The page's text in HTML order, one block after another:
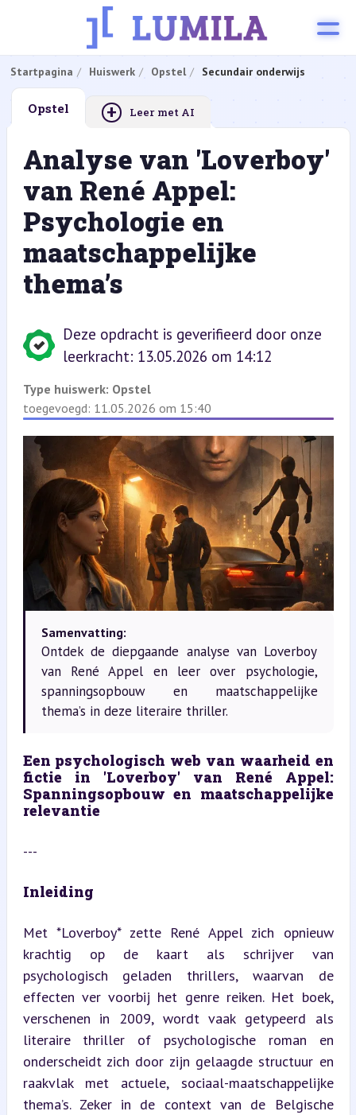
Startpagina Huiswerk Opstel Secundair onderwijs
Opstel + Leer met AI
Analyse van 'Loverboy'
van René Appel:
Psychologie en
maatschappelijke
thema’s
Deze opdracht is geverifieerd door onze
leerkracht: 13.05.2026 om 14:12
Type huiswerk: Opstel
toegevoegd: 11.05.2026 om 15:40
Samenvatting:
Ontdek de diepgaande analyse van Loverboy
van René Appel en leer over psychologie,
spanningsopbouw en maatschappelijke
thema’s in deze literaire thriller.
Een psychologisch web van waarheid en
fictie in 'Loverboy' van René Appel:
Spanningsopbouw en maatschappelijke
relevantie
---
Inleiding
Met *Loverboy* zette René Appel zich opnieuw
krachtig op de kaart als schrijver van
psychologisch geladen thrillers, waarvan de
effecten ver voorbij het genre reiken. Het boek,
verschenen in 2009, wordt vaak getypeerd als
literaire thriller of psychologische roman en
onderscheidt zich door zijn gelaagde structuur en
raakvlak met actuele, sociaal-maatschappelijke
thema’s. Zeker in de context van de Belgische